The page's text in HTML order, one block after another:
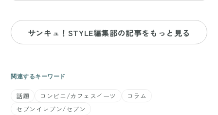
サンキュ！STYLE編集部の記事をもっと見る
関連するキーワード
話題 コンビニ/カフェスイーツ
コラム
セブンイレブン/セブン